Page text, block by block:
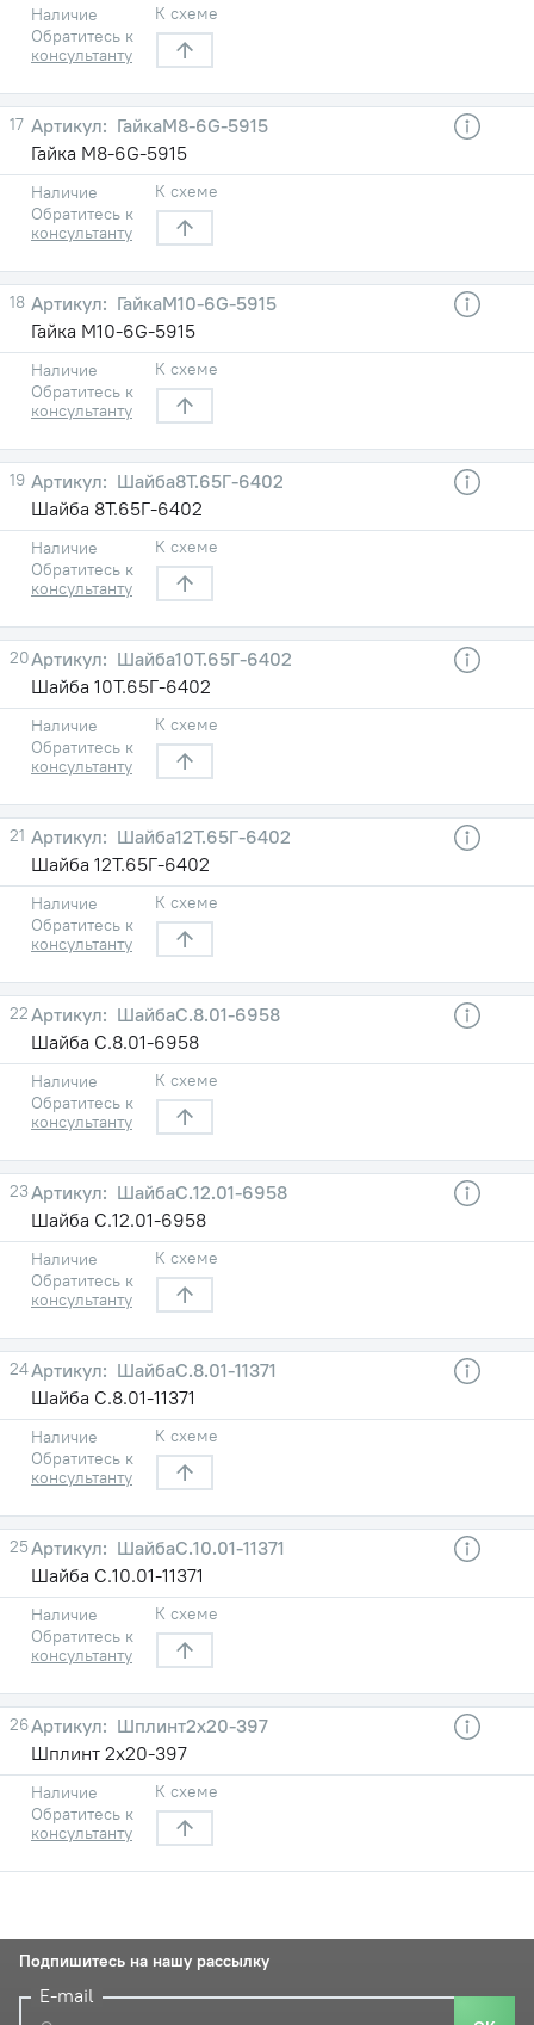
Наличие
Обратитесь к
консультанту
К схеме
17
ГайкаМ8-6G-5915
Гайка М8-6G-5915
Наличие
Обратитесь к
консультанту
К схеме
18
ГайкаМ10-6G-5915
Гайка М10-6G-5915
Наличие
Обратитесь к
консультанту
К схеме
19
Шайба8Т.65Г-6402
Шайба 8Т.65Г-6402
Наличие
Обратитесь к
консультанту
К схеме
20
Шайба10Т.65Г-6402
Шайба 10Т.65Г-6402
Наличие
Обратитесь к
консультанту
К схеме
21
Шайба12Т.65Г-6402
Шайба 12Т.65Г-6402
Наличие
Обратитесь к
консультанту
К схеме
22
ШайбаС.8.01-6958
Шайба С.8.01-6958
Наличие
Обратитесь к
консультанту
К схеме
23
ШайбаС.12.01-6958
Шайба С.12.01-6958
Наличие
Обратитесь к
консультанту
К схеме
24
ШайбаС.8.01-11371
Шайба С.8.01-11371
Наличие
Обратитесь к
консультанту
К схеме
25
ШайбаС.10.01-11371
Шайба С.10.01-11371
Наличие
Обратитесь к
консультанту
К схеме
26
Шплинт2х20-397
Шплинт 2х20-397
Наличие
Обратитесь к
консультанту
К схеме
Подпишитесь на нашу рассылку
E-mail